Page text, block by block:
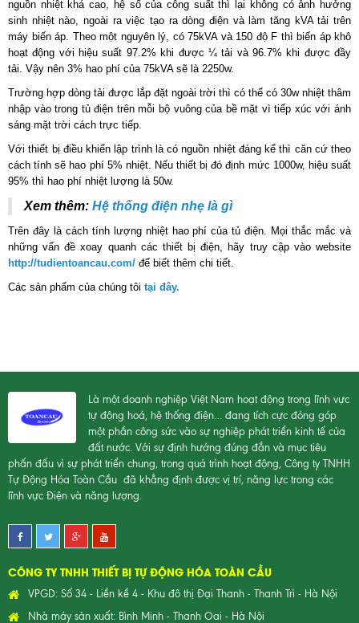
nguồn nhiệt khá cao, hệ số của công suất thì lại không có ảnh hưởng
sinh nhiệt nào, ngoài ra việc tạo ra dòng điện và làm tăng kVA tải trên
máy biến áp. Theo một nguyên lý, có 75kVA và 150 độ F thì biến áp khô
hoạt động với hiệu suất 97.2% khi được ¼ tải và 96.7% khi được đầy
tải. Vậy nên 3% hao phí của 75kVA sẽ là 2250w.
Trường hợp dòng tải được lắp đặt ngoài trời thì có thể có 30w nhiệt thâm
nhập vào trong tủ điện trên mỗi bộ vuông của bề mặt vì tiếp xúc với ánh
sáng mặt trời cách trực tiếp.
Với thiết bị điều khiển lập trình là có nguồn nhiệt đáng kể thì căn cứ theo
cách tính sẽ hao phí 5% nhiệt. Nếu thiết bị đó định mức 1000w, hiệu suất
95% thì hao phí nhiệt lượng là 50w.
Xem thêm: Hệ thống điện nhẹ là gì
Trên đây là cách tính lượng nhiệt hao phí của tủ điện. Mọi thắc mắc và
những vấn đề xoay quanh các thiết bị điện, hãy truy cập vào website
http://tudientoancau.com/ để biết thêm chi tiết.
Các sản phẩm của chúng tôi tại đây.
Là một doanh nghiệp Việt Nam hoạt động trong lĩnh vực
tự động hoá, hệ thống điện… đang tích cực đóng góp
một phần công sức vào sự nghiệp phát triển kinh tế của
đất nước. Với sự định hướng đúng đắn và mục tiêu
phấn đấu vì sự phát triển chung, trong quá trình hoạt động, Công ty TNHH
Tự Động Hóa Toàn Cầu đã khẳng định được vị trí, năng lực trong các
lĩnh vực Điện và năng lượng.
CÔNG TY TNHH THIẾT BỊ TỰ ĐỘNG HÓA TOÀN CẦU
VPGD: Số 34 - Liền kề 4 - Khu đô thị Đại Thanh - Thanh Trì - Hà Nội
Nhà máy sản xuất: Bình Minh - Thanh Oai - Hà Nội